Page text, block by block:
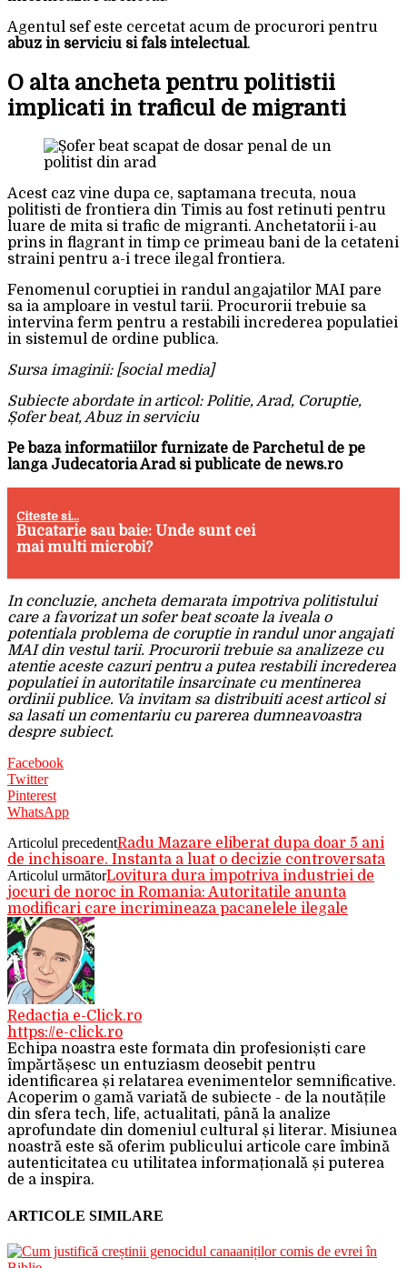
Agentul sef este cercetat acum de procurori pentru
abuz in serviciu si fals intelectual.
O alta ancheta pentru politistii
implicati in traficul de migranti
Acest caz vine dupa ce, saptamana trecuta, noua
politisti de frontiera din Timis au fost retinuti pentru
luare de mita si trafic de migranti. Anchetatorii i-au
prins in flagrant in timp ce primeau bani de la cetateni
straini pentru a-i trece ilegal frontiera.
Fenomenul coruptiei in randul angajatilor MAI pare
sa ia amploare in vestul tarii. Procurorii trebuie sa
intervina ferm pentru a restabili increderea populatiei
in sistemul de ordine publica.
Sursa imaginii: [social media]
Subiecte abordate in articol: Politie, Arad, Coruptie,
Șofer beat, Abuz in serviciu
Pe baza informatiilor furnizate de Parchetul de pe
langa Judecatoria Arad si publicate de news.ro
Citeste si...
Bucatarie sau baie: Unde sunt cei
mai multi microbi?
In concluzie, ancheta demarata impotriva politistului
care a favorizat un sofer beat scoate la iveala o
potentiala problema de coruptie in randul unor angajati
MAI din vestul tarii. Procurorii trebuie sa analizeze cu
atentie aceste cazuri pentru a putea restabili increderea
populatiei in autoritatile insarcinate cu mentinerea
ordinii publice. Va invitam sa distribuiti acest articol si
sa lasati un comentariu cu parerea dumneavoastra
despre subiect.
Facebook
Twitter
Pinterest
WhatsApp
Articolul precedentRadu Mazare eliberat dupa doar 5 ani
de inchisoare. Instanta a luat o decizie controversata
Articolul următorLovitura dura impotriva industriei de
jocuri de noroc in Romania: Autoritatile anunta
modificari care incrimineaza pacanelele ilegale
Redactia e-Click.ro
https://e-click.ro
Echipa noastra este formata din profesioniști care
împărtășesc un entuziasm deosebit pentru
identificarea și relatarea evenimentelor semnificative.
Acoperim o gamă variată de subiecte - de la noutățile
din sfera tech, life, actualitati, până la analize
aprofundate din domeniul cultural și literar. Misiunea
noastră este să oferim publicului articole care îmbină
autenticitatea cu utilitatea informațională și puterea
de a inspira.
ARTICOLE SIMILARE